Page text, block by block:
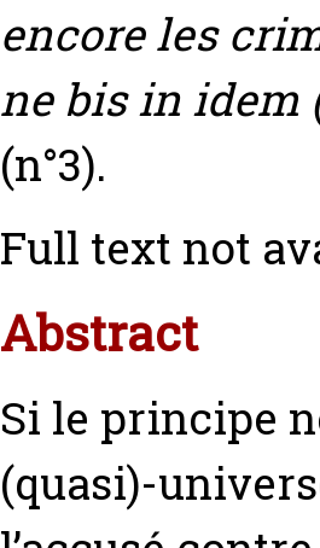
encore les
ne bis in idem
(n°3).
Full text not
Abstract
Si le principe
(quasi)-